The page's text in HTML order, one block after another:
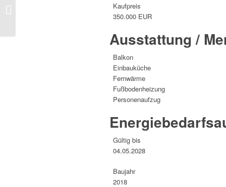
Kaufpreis
350.000 EUR
Ausstattung /
Balkon
Einbauküche
Fernwärme
Fußbodenheizung
Personenaufzug
Gültig bis
04.05.2028
Baujahr
2018